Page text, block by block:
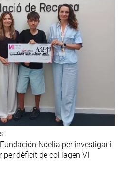
Noelia per investigar i
dèficit de col·lagen VI